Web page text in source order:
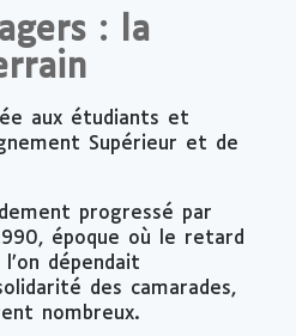
: la
aux étudiants et
Supérieur et de
progressé par
époque où le retard
dépendait
des camarades,
nombreux.